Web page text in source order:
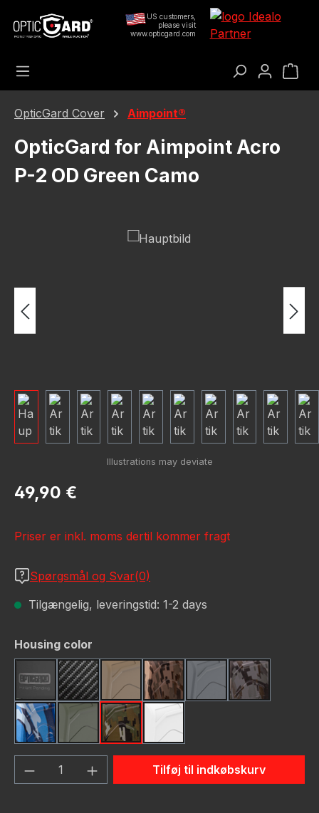
Gå til hovedindhold
US customers,
please visit
www.opticgard.com
OpticGard Cover Aimpoint®
OpticGard for Aimpoint Acro
P-2 OD Green Camo
Spring over billedgalleri
Almindelig pris:
49,90 €
Priser er inkl. moms dertil kommer fragt
Spørgsmål og Svar(0)
Tilgængelig, leveringstid: 1-2 days
Vælg
Housing color
Black Carbon FiberFDE (Flat Dark Earth)
FDE CamoGunmetalGunmetal
Navy CamoOD GreenOD Green Camo
White
Produktmængde: Indtast det ønskede
Tilføj til indkøbskurv